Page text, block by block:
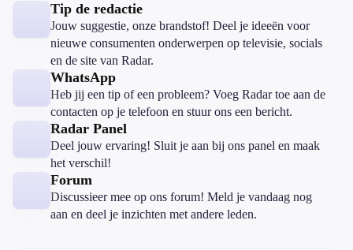
Tip de redactie
Jouw suggestie, onze brandstof! Deel je ideeën voor
nieuwe consumenten onderwerpen op televisie, socials
en de site van Radar.
WhatsApp
Heb jij een tip of een probleem? Voeg Radar toe aan de
contacten op je telefoon en stuur ons een bericht.
Radar Panel
Deel jouw ervaring! Sluit je aan bij ons panel en maak
het verschil!
Forum
Discussieer mee op ons forum! Meld je vandaag nog
aan en deel je inzichten met andere leden.